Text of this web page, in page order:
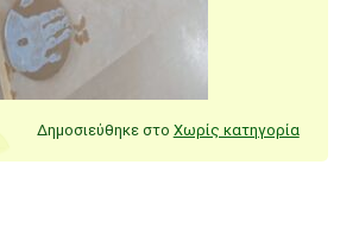
Δημοσιεύθηκε στο Χωρίς κατηγορία